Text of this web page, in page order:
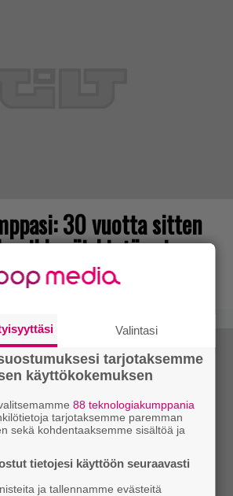
30 vuotta sitten
sai
sisältöä
Valintasi
tarjotaksemme
käyttökokemuksen
88 teknologiakumppania
tarjotaksemme paremman
sekä kohdentaaksemme sisältöä ja
tietojesi käyttöön seuraavasti
ja tallennamme evästeitä